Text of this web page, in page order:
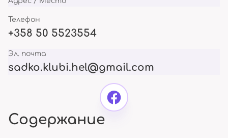
Телефон
+358 50 5523554
Эл. почта
sadko.klubi.hel@gmail.com
Содержание